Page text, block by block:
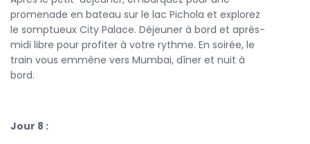
promenade en bateau sur le lac Pichola et explorez
le somptueux City Palace. Déjeuner à bord et après-
midi libre pour profiter à votre rythme. En soirée, le
train vous emmène vers Mumbai, dîner et nuit à
bord.
Jour 8 :